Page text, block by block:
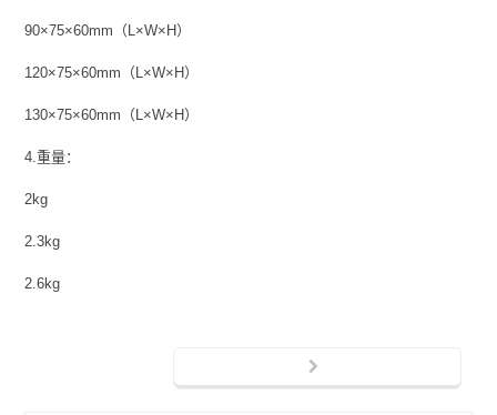
90×75×60mm（L×W×H）
120×75×60mm（L×W×H）
130×75×60mm（L×W×H）
4.重量：
2kg
2.3kg
2.6kg